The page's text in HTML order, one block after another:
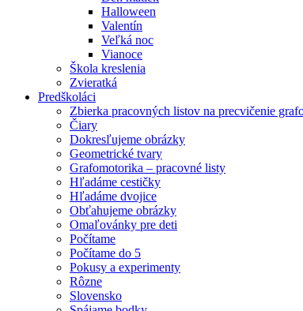
Halloween
Valentín
Veľká noc
Vianoce
Škola kreslenia
Zvieratká
Predškoláci
Zbierka pracovných listov na precvičenie
Čiary
Dokresľujeme obrázky
Geometrické tvary
Grafomotorika – pracovné listy
Hľadáme cestičky
Hľadáme dvojice
Obťahujeme obrázky
Omaľovánky pre deti
Počítame
Počítame do 5
Pokusy a experimenty
Rôzne
Slovensko